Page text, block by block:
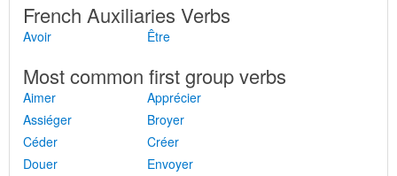
French Auxiliaries Verbs
Avoir Être
Most common first group verbs
Aimer
Apprécier
Assiéger
Broyer
Céder
Créer
Douer
Envoyer